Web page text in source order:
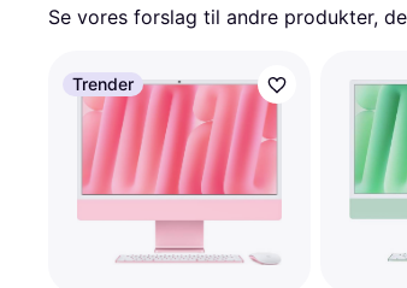
Se vores forslag til andre produkter,
Trender